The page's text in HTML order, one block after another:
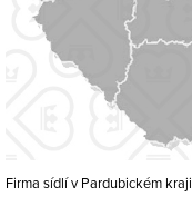
Firma sídlí v Pardubickém kraji